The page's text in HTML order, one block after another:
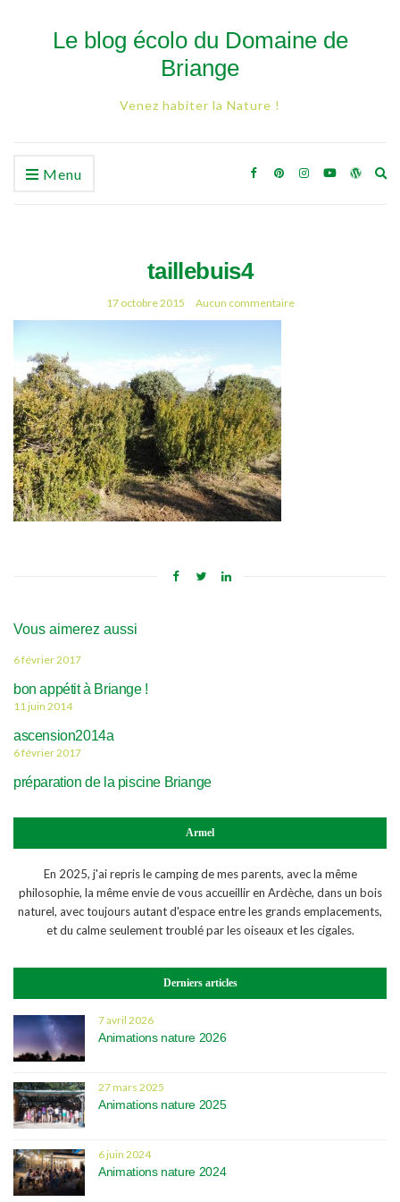
Le blog écolo du Domaine de
Briange
Venez habiter la Nature !
Menu
taillebuis4
17 octobre 2015 Aucun commentaire
Vous aimerez aussi
6 février 2017
bon appétit à Briange !
11 juin 2014
ascension2014a
6 février 2017
préparation de la piscine Briange
Armel
En 2025, j'ai repris le camping de mes parents, avec la même
philosophie, la même envie de vous accueillir en Ardèche, dans un bois
naturel, avec toujours autant d'espace entre les grands emplacements,
et du calme seulement troublé par les oiseaux et les cigales.
Derniers articles
7 avril 2026
Animations nature 2026
27 mars 2025
Animations nature 2025
6 juin 2024
Animations nature 2024